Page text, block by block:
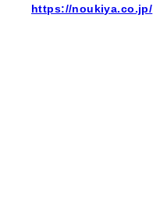
https://noukiya.co.jp/